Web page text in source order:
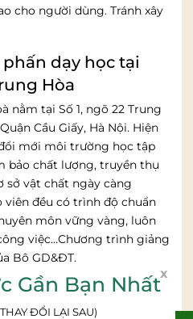
cho người dùng. Tránh xây
dạy học tại
Hòa
nằm tại Số 1, ngõ 22 Trung
Cầu Giấy, Hà Nội. Hiện
mới môi trường học tập
bảo chất lượng, truyền thụ
sở vật chất ngày càng
đều có trình độ chuẩn
môn vững vàng, luôn
việc…Chương trình giảng
Bộ GD&ĐT.
các phòng học
x
Gần Bạn Nhất
ĐỔI LẠI SAU)